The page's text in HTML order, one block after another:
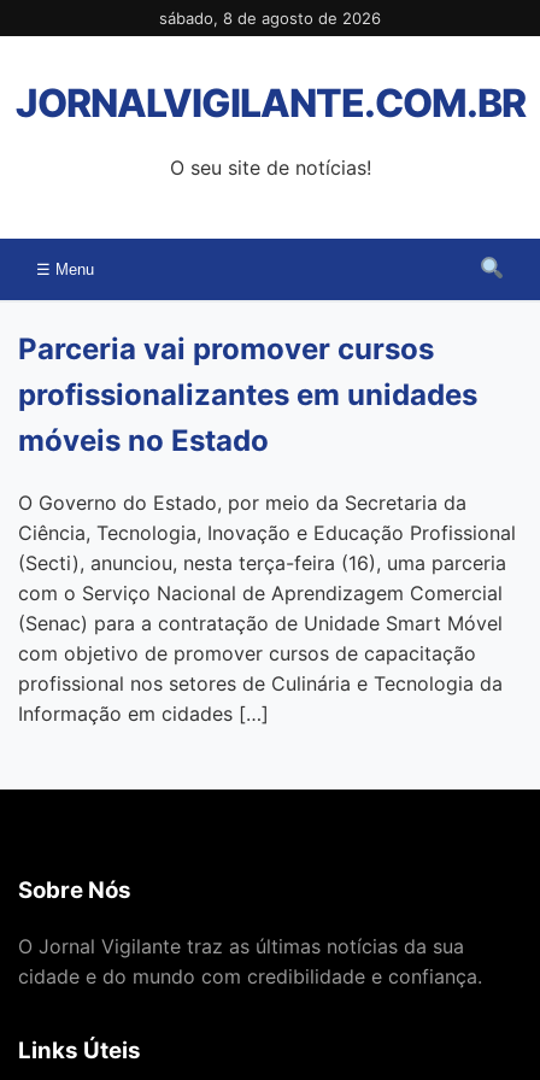
para
conteúdo
sábado, 8 de agosto de 2026
JORNALVIGILANTE.COM.BR
O seu site de notícias!
☰ Menu
Parceria vai promover cursos
profissionalizantes em unidades
móveis no Estado
O Governo do Estado, por meio da Secretaria da
Ciência, Tecnologia, Inovação e Educação Profissional
(Secti), anunciou, nesta terça-feira (16), uma parceria
com o Serviço Nacional de Aprendizagem Comercial
(Senac) para a contratação de Unidade Smart Móvel
com objetivo de promover cursos de capacitação
profissional nos setores de Culinária e Tecnologia da
Informação em cidades […]
Sobre Nós
O Jornal Vigilante traz as últimas notícias da sua
cidade e do mundo com credibilidade e confiança.
Links Úteis